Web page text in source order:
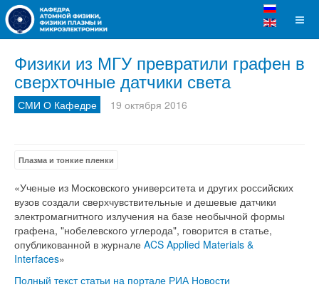
Физики из МГУ превратили графен в
сверхточные датчики света
СМИ О Кафедре 19 октября 2016
Плазма и тонкие пленки
«Ученые из Московского университета и других российских
вузов создали сверхчувствительные и дешевые датчики
электромагнитного излучения на базе необычной формы
графена, "нобелевского углерода", говорится в статье,
опубликованной в журнале ACS Applied Materials &
Interfaces»
Полный текст статьи на портале РИА Новости